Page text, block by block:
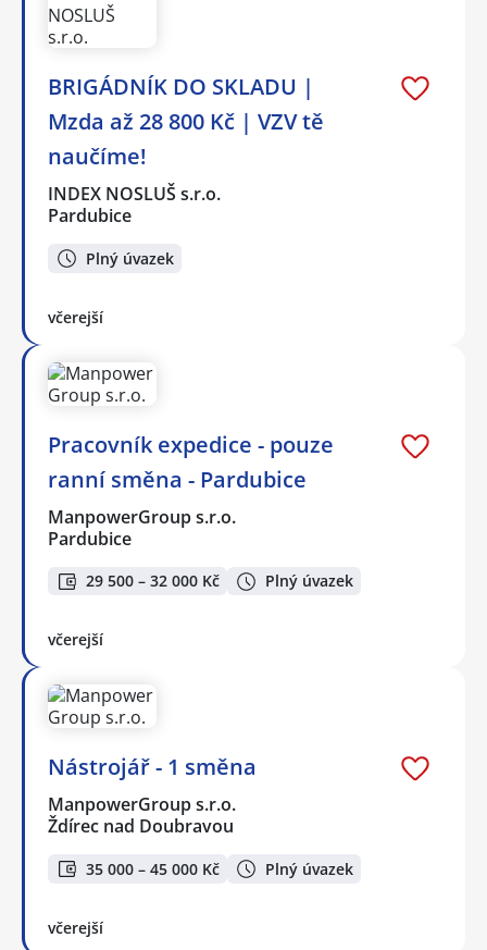
BRIGÁDNÍK DO SKLADU |
Mzda až 28 800 Kč | VZV tě
naučíme!
INDEX NOSLUŠ s.r.o.
Pardubice
Plný úvazek
včerejší
Pracovník expedice - pouze
ranní směna - Pardubice
ManpowerGroup s.r.o.
Pardubice
29 500 – 32 000 Kč Plný úvazek
včerejší
Nástrojář - 1 směna
ManpowerGroup s.r.o.
Ždírec nad Doubravou
35 000 – 45 000 Kč Plný úvazek
včerejší